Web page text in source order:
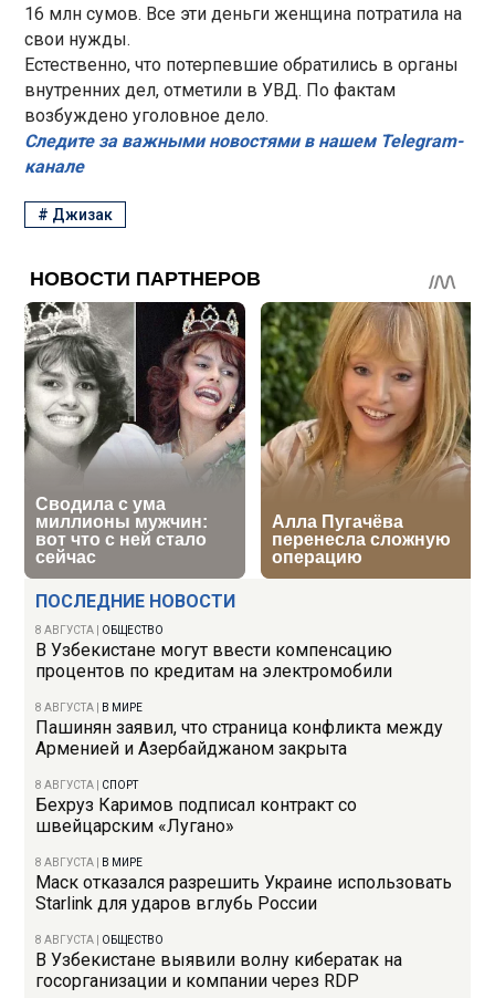
ПОСЛЕДНИЕ НОВОСТИ
8 АВГУСТА ОБЩЕСТВО
В Узбекистане могут ввести компенсацию
процентов по кредитам на электромобили
8 АВГУСТА В МИРЕ
Пашинян заявил, что страница конфликта между
Арменией и Азербайджаном закрыта
8 АВГУСТА СПОРТ
Бехруз Каримов подписал контракт со
швейцарским «Лугано»
8 АВГУСТА В МИРЕ
Маск отказался разрешить Украине использовать
Starlink для ударов вглубь России
8 АВГУСТА ОБЩЕСТВО
В Узбекистане выявили волну кибератак на
госорганизации и компании через RDP
16 млн сумов. Все эти деньги женщина потратила на
свои нужды.
Естественно, что потерпевшие обратились в органы
внутренних дел, отметили в УВД. По фактам
возбуждено уголовное дело.
Следите за важными новостями в нашем Telegram-
канале
# Джизак